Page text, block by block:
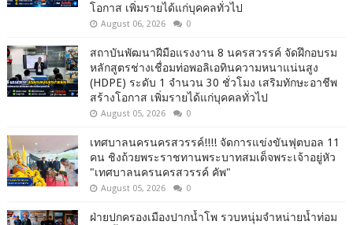
โอกาส เพิ่มรายได้แก่บุคคลทั่วไป
August 06, 2026 0
สถาบันพัฒนาฝีมือแรงงาน 8 นครสวรรค์ จัดฝึกอบรม
หลักสูตรช่างเชื่อมท่อพอลิเอทินความหนาแน่นสูง
(HDPE) ระดับ 1 จำนวน 30 ชั่วโมง เสริมทักษะอาชีพ
สร้างโอกาส เพิ่มรายได้แก่บุคคลทั่วไป
August 05, 2026 0
เทศบาลนครนครสวรรค์!!!! จัดการแข่งขันฟุตบอล 11
คน ชิงถ้วยพระราชทานพระบาทสมเด็จพระเจ้าอยู่หัว
"เทศบาลนครนครสวรรค์ คัพ"
August 05, 2026 0
ฝ่ายปกครองเมืองปากน้ำโพ รวบหนุ่มจำหน่ายน้ำท่อม